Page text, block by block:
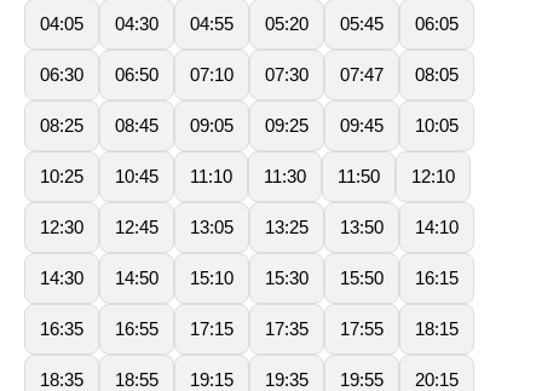
04:05 04:30 04:55 05:20 05:45 06:05
06:30 06:50 07:10 07:30 07:47 08:05
08:25 08:45 09:05 09:25 09:45 10:05
10:25 10:45 11:10 11:30 11:50 12:10
12:30 12:45 13:05 13:25 13:50 14:10
14:30 14:50 15:10 15:30 15:50 16:15
16:35 16:55 17:15 17:35 17:55 18:15
18:35 18:55 19:15 19:35 19:55 20:15